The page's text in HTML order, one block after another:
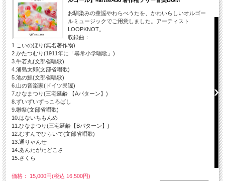
お馴染みの童謡やわらべうたを、かわいらしいオルゴー
ルミュージックでご用意しました。アーティスト
LOOPKNOT。
収録曲：
1.こいのぼり(無名著作物)
2.かたつむり(1911年に「尋常小学唱歌」)
3.牛若丸(文部省唱歌)
4.浦島太郎(文部省唱歌)
5.池の鯉(文部省唱歌)
6.山の音楽家(ドイツ民謡)
7.ひなまつり(三宅延齢 【Aパターン】)
8.ずいずいずっころばし
9.雛祭(文部省唱歌)
10.はないちもんめ
11.ひなまつり(三宅延齢【Bパターン】)
12.むすんでひらいて(文部省唱歌)
13.通りゃんせ
14.あんたがたどこさ
15.さくら
価格： 15,000円(税込 16,500円)